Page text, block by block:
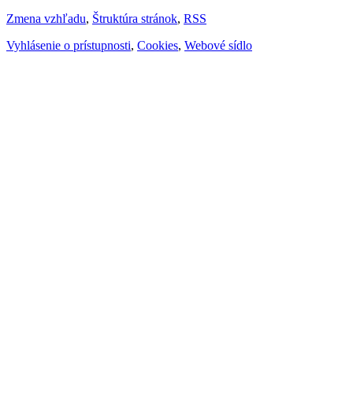
Zmena vzhľadu, Štruktúra stránok, RSS
Vyhlásenie o prístupnosti, Cookies, Webové sídlo